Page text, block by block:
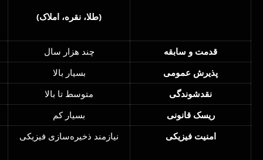
(طلا، نقره، املاک)
قدمت و سابقه
چند هزار سال
پذیرش عمومی
بسیار بالا
نقدشوندگی
متوسط تا بالا
ریسک قانونی
بسیار کم
امنیت فیزیکی
نیازمند ذخیره‌سازی فیزیکی